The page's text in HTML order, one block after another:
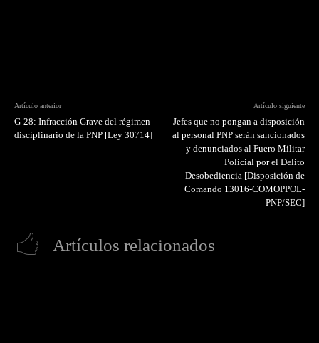
Artículo anterior
G-28: Infracción Grave del régimen
disciplinario de la PNP [Ley 30714]
Artículo siguiente
Jefes que no pongan a disposición
al personal PNP serán sancionados
y denunciados al Fuero Militar
Policial por el Delito
Desobediencia [Disposición de
Comando 13016-COMOPPOL-
PNP/SEC]
Artículos relacionados